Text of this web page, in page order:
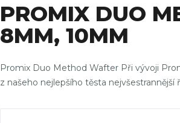
PROMIX DUO
8MM, 10MM
Promix Duo Method Wafter Při vývoji
z našeho nejlepšího těsta nejvšestrannější